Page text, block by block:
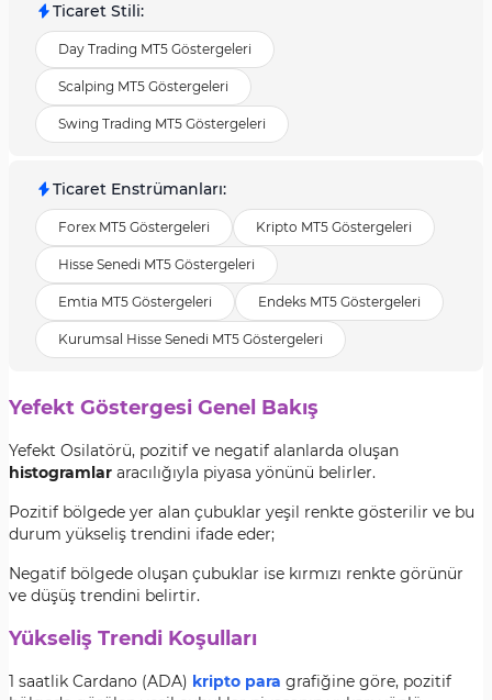
Ticaret Stili:
Day Trading MT5 Göstergeleri
Scalping MT5 Göstergeleri
Swing Trading MT5 Göstergeleri
Ticaret Enstrümanları:
Forex MT5 Göstergeleri Kripto MT5 Göstergeleri
Hisse Senedi MT5 Göstergeleri
Emtia MT5 Göstergeleri Endeks MT5 Göstergeleri
Kurumsal Hisse Senedi MT5 Göstergeleri
Yefekt Göstergesi Genel Bakış
Yefekt Osilatörü, pozitif ve negatif alanlarda oluşan
histogramlar aracılığıyla piyasa yönünü belirler.
Pozitif bölgede yer alan çubuklar yeşil renkte gösterilir ve bu
durum yükseliş trendini ifade eder;
Negatif bölgede oluşan çubuklar ise kırmızı renkte görünür
ve düşüş trendini belirtir.
Yükseliş Trendi Koşulları
1 saatlik Cardano (ADA) kripto para grafiğine göre, pozitif